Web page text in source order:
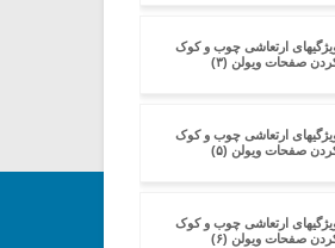
ارتعاشی چوب و کوک
صفحات ویولن (۳)
ارتعاشی چوب و کوک
صفحات ویولن (۵)
ارتعاشی چوب و کوک
صفحات ویولن (۶)